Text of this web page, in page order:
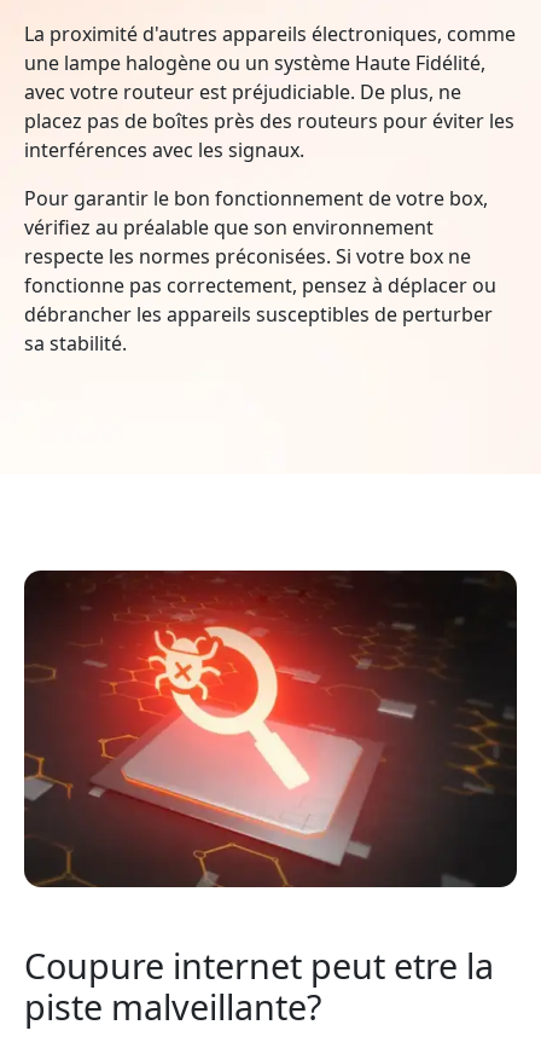
La proximité d'autres appareils électroniques, comme
une lampe halogène ou un système Haute Fidélité,
avec votre routeur est préjudiciable. De plus, ne
placez pas de boîtes près des routeurs pour éviter les
interférences avec les signaux.
Pour garantir le bon fonctionnement de votre box,
vérifiez au préalable que son environnement
respecte les normes préconisées. Si votre box ne
fonctionne pas correctement, pensez à déplacer ou
débrancher les appareils susceptibles de perturber
sa stabilité.
Coupure internet peut etre la
piste malveillante?